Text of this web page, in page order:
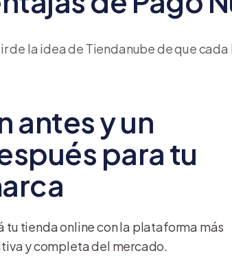
de la idea de Tiendanube de que
desarrollar un
, que
por transacción bonificado.
centralizada: desde el panel
transparente y acelerado.
de dinero con comisiones más
antes y un
para tu
tu tienda online con la plataforma más
y completa del mercado.